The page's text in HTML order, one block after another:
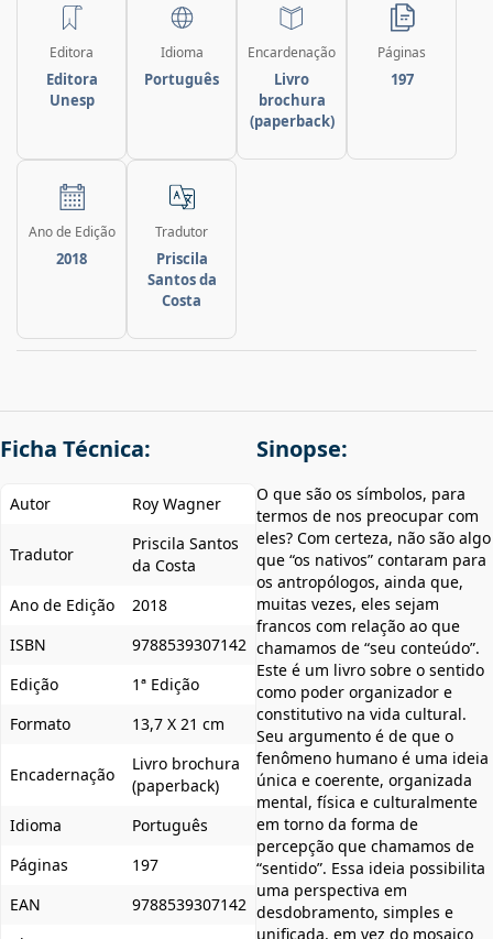
Editora
Editora
Unesp
Idioma
Português
Encardenação
Livro
brochura
(paperback)
Páginas
197
Ano de Edição
2018
Tradutor
Priscila
Santos da
Costa
Ficha Técnica:
Autor Roy Wagner
Tradutor
Priscila Santos
da Costa
Ano de Edição
2018
ISBN
9788539307142
Edição
1ª Edição
Formato
13,7 X 21 cm
Encadernação
Livro brochura
(paperback)
Idioma
Português
Páginas
197
EAN
9788539307142
Sinopse:
O que são os símbolos, para
termos de nos preocupar com
eles? Com certeza, não são algo
que “os nativos” contaram para
os antropólogos, ainda que,
muitas vezes, eles sejam
francos com relação ao que
chamamos de “seu conteúdo”.
Este é um livro sobre o sentido
como poder organizador e
constitutivo na vida cultural.
Seu argumento é de que o
fenômeno humano é uma ideia
única e coerente, organizada
mental, física e culturalmente
em torno da forma de
percepção que chamamos de
“sentido”. Essa ideia possibilita
uma perspectiva em
desdobramento, simples e
unificada, em vez do mosaico